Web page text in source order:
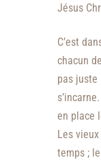
Jésus
C’est
chacun
pas juste
en place
Les
temps ;